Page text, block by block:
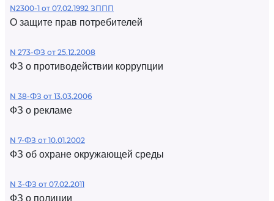
N2300-1 от 07.02.1992 ЗППП
О защите прав потребителей
N 273-ФЗ от 25.12.2008
ФЗ о противодействии коррупции
N 38-ФЗ от 13.03.2006
ФЗ о рекламе
N 7-ФЗ от 10.01.2002
ФЗ об охране окружающей среды
N 3-ФЗ от 07.02.2011
ФЗ о полиции